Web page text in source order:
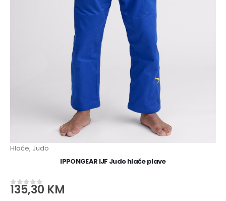
Hlače, Judo
IPPONGEAR IJF Judo hlače plave
od 5
135,30 KM